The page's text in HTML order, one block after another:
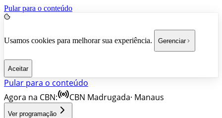
Pular para o conteúdo
Usamos cookies para melhorar sua experiência. Gerenciar
Aceitar
Pular para o conteúdo
Agora na CBN:
CBN Madrugada· Manaus
Ver programação